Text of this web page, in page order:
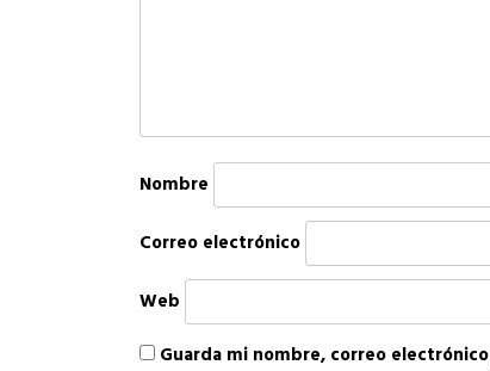
Nombre
Correo electrónico
Web
Guarda mi nombre, correo